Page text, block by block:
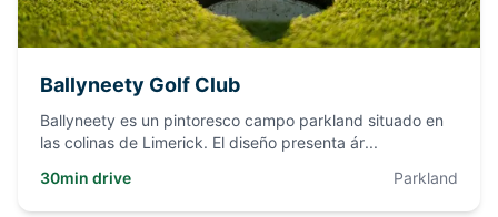
Ballyneety Golf Club
Ballyneety es un pintoresco campo parkland situado en
las colinas de Limerick. El diseño presenta ár...
30min drive
Parkland